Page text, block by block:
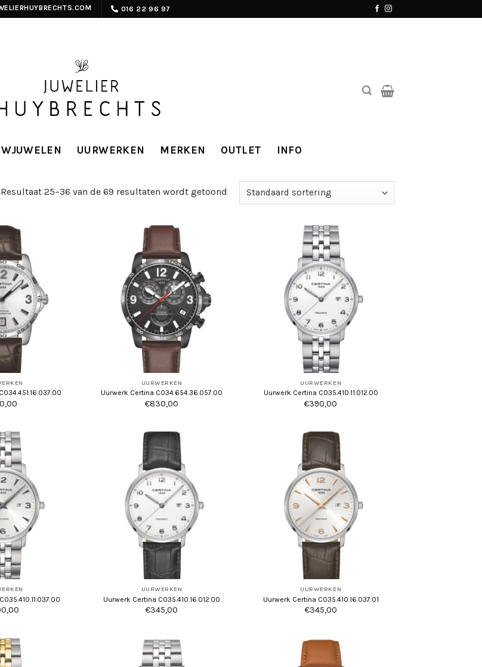
016 22 96 97
UURWERKEN MERKEN OUTLET INFO
Resultaat 25–36 van de 69 resultaten wordt getoond
UURWERKEN
Uurwerk Certina C034.654.36.057.00
€830,00
UURWERKEN
Uurwerk Certina C035.410.11.012.00
€390,00
UURWERKEN
Uurwerk Certina C035.410.16.012.00
€345,00
UURWERKEN
Uurwerk Certina C035.410.16.037.01
€345,00